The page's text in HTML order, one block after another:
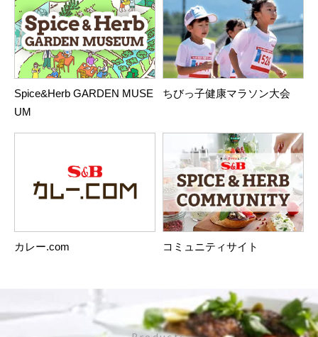
Spice&Herb GARDEN MUSE
UM
ちびっ子健康マラソン大会
カレー.com コミュニティサイト